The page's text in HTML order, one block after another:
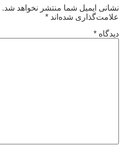
نشانی ایمیل شما منتشر نخواهد شد.
علامت‌گذاری شده‌اند *
دیدگاه *